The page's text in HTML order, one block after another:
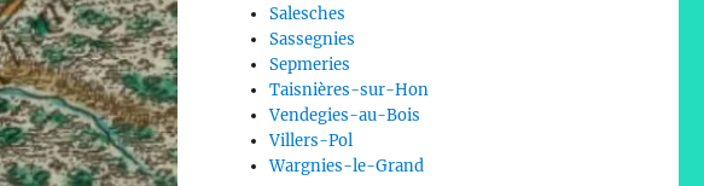
Salesches
Sassegnies
Sepmeries
Taisnières-sur-Hon
Vendegies-au-Bois
Villers-Pol
Wargnies-le-Grand